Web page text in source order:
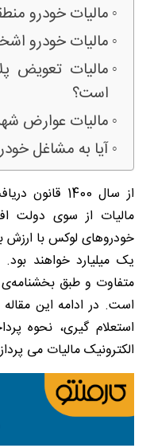
مالیات خودرو
مالیات خودرو
مالیات تعویض
است؟
مالیات عوارض
آیا به مشاغل
از سال 1400
مالیات از سوی دولت
یک میلیارد خواهند
است. در ادامه این
استعلام گیری، نحوه
الکترونیک مالیات می